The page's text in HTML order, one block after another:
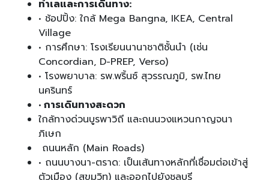
ทำเลและการเดินทาง:
• ช้อปปิ้ง: ใกล้ Mega Bangna, IKEA, Central
Village
• การศึกษา: โรงเรียนนานาชาติชั้นนำ (เช่น
Concordian, D-PREP, Verso)
• โรงพยาบาล: รพ.พริ้นซ์ สุวรรณภูมิ, รพ.ไทย
นครินทร์
• การเดินทางสะดวก
ใกล้ทางด่วนบูรพาวิถี และถนนวงแหวนกาญจนา
ภิเษก
ถนนหลัก (Main Roads)
• ถนนบางนา-ตราด: เป็นเส้นทางหลักที่เชื่อมต่อเข้าสู่
ตัวเมือง (สุขุมวิท) และออกไปยังชลบุรี